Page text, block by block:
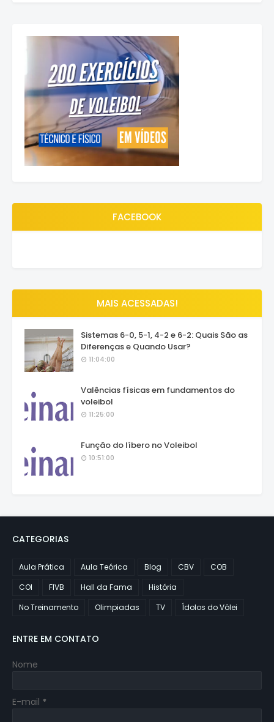
FACEBOOK
MAIS ACESSADAS!
Sistemas 6-0, 5-1, 4-2 e 6-2: Quais São as
Diferenças e Quando Usar?
11:04:00
Valências físicas em fundamentos do
voleibol
11:25:00
Função do líbero no Voleibol
10:51:00
CATEGORIAS
Aula Prática Aula Teórica Blog CBV
COB
COI
FIVB Hall da Fama
História
No Treinamento
Olimpiadas TV Ídolos do Vôlei
ENTRE EM CONTATO
Nome
E-mail *